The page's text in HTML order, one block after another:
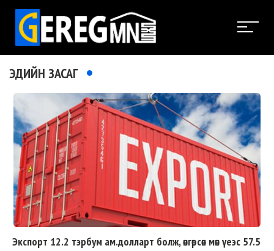
ЭДИЙН ЗАСАГ
Экспорт 12.2 тэрбум ам.долларт болж, өнгөрсөн мөн үеэс 57.5